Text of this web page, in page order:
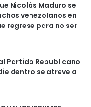
Nicolás Maduro se
venezolanos en
regrese para no ser
Partido Republicano
dentro se atreve a